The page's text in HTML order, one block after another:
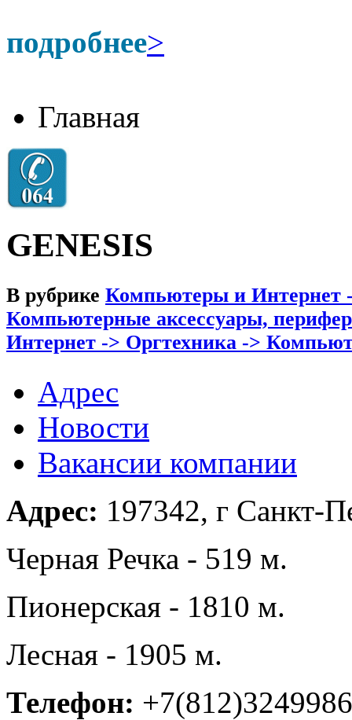
подробнее>
Главная
GENESIS
В рубрике Компьютеры и
Компьютерные аксессуары,
Интернет -> Оргтехника ->
Адрес
Новости
Вакансии компании
Адрес: 197342, г Санкт-
Черная Речка - 519 м.
Пионерская - 1810 м.
Лесная - 1905 м.
Телефон: +7(812)3249986